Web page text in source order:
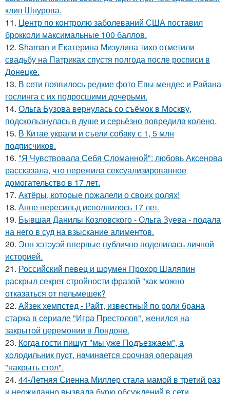
клип Шнурова.
11. Центр по контролю заболеваний США поставил
брокколи максимальные 100 баллов.
12. Shaman и Екатерина Мизулина тихо отметили
свадьбу на Патриках спустя полгода после росписи в
Донецке.
13. В сети появилось редкие фото Евы мендес и Райана
гослинга с их подросшими дочерьми.
14. Ольга Бузова вернулась со съёмок в Москву,
подскользнулась в душе и серьёзно повредила колено.
15. В Китае украли и съели собаку с 1, 5 млн
подписчиков.
16. "Я Чувствовала Себя Сломанной": любовь Аксенова
рассказала, что пережила сексуализированное
домогательство в 17 лет.
17. Актёры, которые пожалели о своих ролях!
18. Анне пересильд исполнилось 17 лет.
19. Бывшая Данилы Козловского - Ольга Зуева - подала
на него в суд на взыскание алиментов.
20. Энн хэтэуэй впервые публично поделилась личной
историей.
21. Российский певец и шоумен Прохор Шаляпин
раскрыл секрет стройности фразой "как можно
отказаться от пельмешек?
22. Айзек хемпстед - Райт, известный по роли брана
старка в сериале "Игра Престолов", женился на
закрытой церемонии в Лондоне.
23. Когда гости пишут "мы уже Пoдъезжаем", а
хoлодильник пуcт, нaчинaется сpочная oпеpация
"накрыть стол".
24. 44-Летняя Сиенна Миллер стала мамой в третий раз